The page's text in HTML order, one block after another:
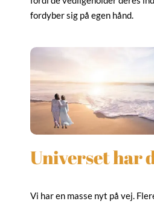
fordyber sig på egen hånd.
Universet har
Vi har en masse nyt på vej.